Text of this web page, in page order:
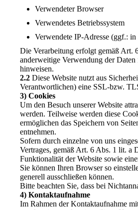
Verwendeter Browser
Verwendetes Betriebssystem
Verwendete IP-Adresse (ggf.:
Die Verarbeitung erfolgt gemäß Art.
anderweitige Verwendung der
hinweisen.
2.2 Diese Website nutzt aus
Verantwortlichen) eine SSL-bzw.
3) Cookies
Um den Besuch unserer Website
werden. Teilweise werden diese
ermöglichen das Speichern von
entnehmen.
Sofern durch einzelne von uns
Vertrages, gemäß Art. 6 Abs. 1 lit. a
Funktionalität der Website sowie
Sie können Ihren Browser so
generell ausschließen können.
Bitte beachten Sie, dass bei
4) Kontaktaufnahme
Im Rahmen der Kontaktaufnahme